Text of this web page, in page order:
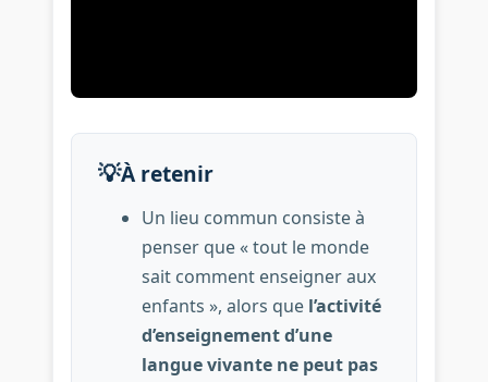
💡À retenir
Un lieu commun consiste à
penser que « tout le monde
sait comment enseigner aux
enfants », alors que l’activité
d’enseignement d’une
langue vivante ne peut pas